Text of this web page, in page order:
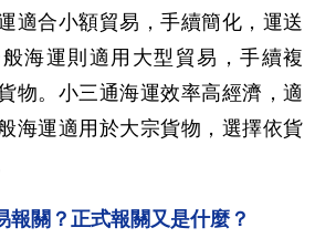
適合小額貿易，手續簡化，運送
海運則適用大型貿易，手續複
物。小三通海運效率高經濟，適
海運適用於大宗貨物，選擇依貨
報關？正式報關又是什麼？